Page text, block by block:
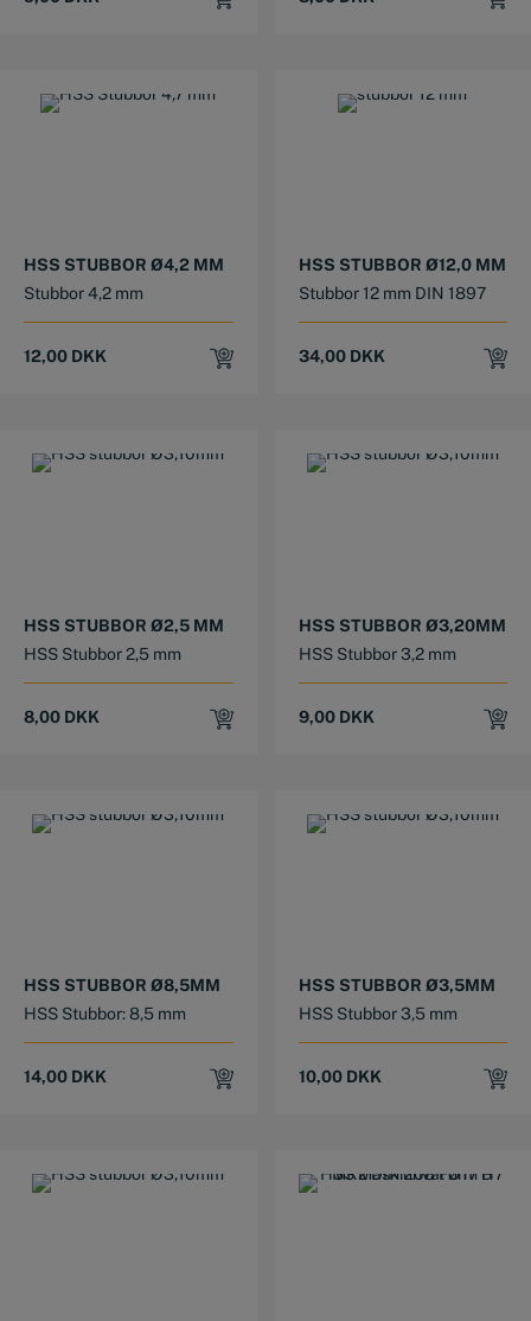
HSS STUBBOR Ø4,2 MM
Stubbor 4,2 mm
12,00 DKK
HSS STUBBOR Ø12,0 MM
Stubbor 12 mm DIN 1897
34,00 DKK
HSS STUBBOR Ø2,5 MM
HSS Stubbor 2,5 mm
8,00 DKK
HSS STUBBOR Ø3,20MM
HSS Stubbor 3,2 mm
9,00 DKK
HSS STUBBOR Ø8,5MM
HSS Stubbor: 8,5 mm
14,00 DKK
HSS STUBBOR Ø3,5MM
HSS Stubbor 3,5 mm
10,00 DKK